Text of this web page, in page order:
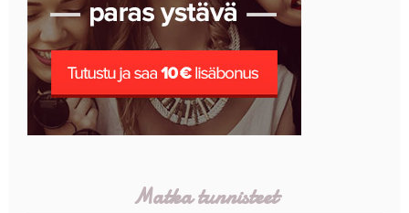
Matka tunnisteet